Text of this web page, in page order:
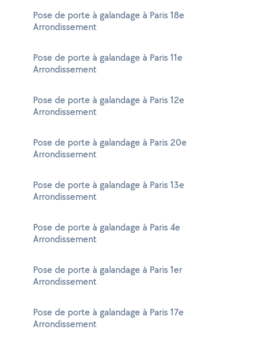
Pose de porte à galandage à Paris 18e
Arrondissement
Pose de porte à galandage à Paris 11e
Arrondissement
Pose de porte à galandage à Paris 12e
Arrondissement
Pose de porte à galandage à Paris 20e
Arrondissement
Pose de porte à galandage à Paris 13e
Arrondissement
Pose de porte à galandage à Paris 4e
Arrondissement
Pose de porte à galandage à Paris 1er
Arrondissement
Pose de porte à galandage à Paris 17e
Arrondissement